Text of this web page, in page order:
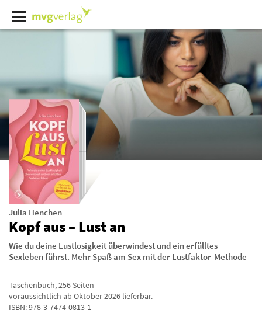
Julia Henchen
Kopf aus – Lust an
Wie du deine Lustlosigkeit überwindest und ein erfülltes
Sexleben führst. Mehr Spaß am Sex mit der Lustfaktor-Methode
Taschenbuch,256Seiten
voraussichtlich ab Oktober 2026 lieferbar.
ISBN:978-3-7474-0813-1